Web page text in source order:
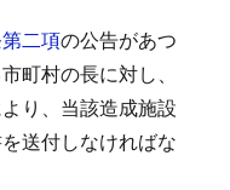
二項の公告があつ
町村の長に対し、
り、当該造成施設
送付しなければな